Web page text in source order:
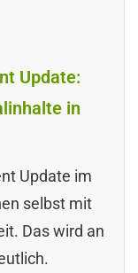
Update:
in
Update im
selbst mit
Das wird an